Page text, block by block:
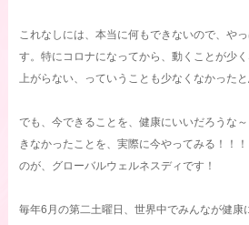
これなしには、本当に何もできないので、や
す。特にコロナになってから、動くことが少
上がらない、っていうことも少なくなかったと
でも、今できることを、健康にいいだろうな
きなかったことを、実際に今やってみる！！
のが、グローバルウェルネスディです！
毎年6月の第二土曜日、世界中でみんなが健康